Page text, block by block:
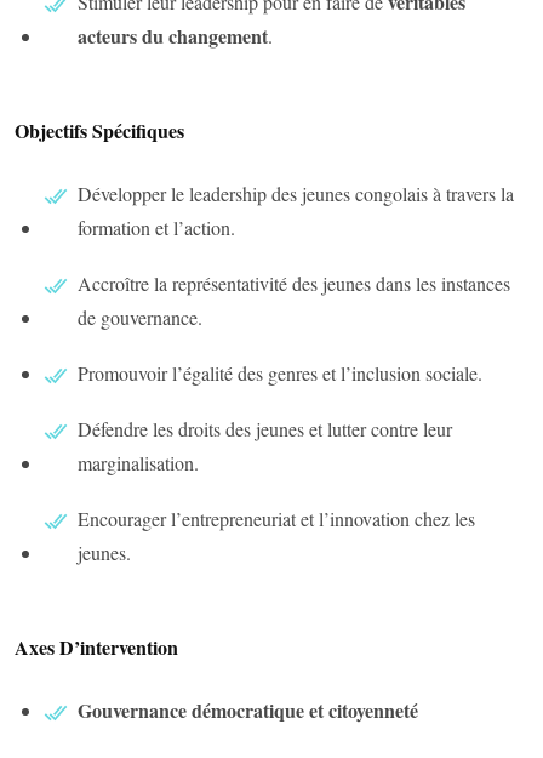
acteurs du changement.
Objectifs Spécifiques
Développer le leadership des jeunes congolais à travers la
formation et l’action.
Accroître la représentativité des jeunes dans les instances
de gouvernance.
Promouvoir l’égalité des genres et l’inclusion sociale.
Défendre les droits des jeunes et lutter contre leur
marginalisation.
Encourager l’entrepreneuriat et l’innovation chez les
jeunes.
Axes D’intervention
Gouvernance démocratique et citoyenneté